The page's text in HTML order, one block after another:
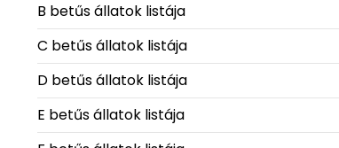
B betűs állatok listája
C betűs állatok listája
D betűs állatok listája
E betűs állatok listája